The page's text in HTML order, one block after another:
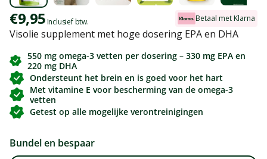
Visolie supplement met hoge dosering EPA en DHA
Kortingsprijs
€9,95Inclusief btw. Betaal met Klarna
550 mg omega-3 vetten per dosering – 330 mg EPA en
220 mg DHA
Ondersteunt het brein en is goed voor het hart
Met vitamine E voor bescherming van de omega-3
vetten
Getest op alle mogelijke verontreinigingen
Bundel en bespaar